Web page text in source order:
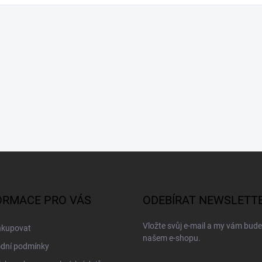
PRO VÁS
podmínky
ODEBÍRAT
Vložte svůj e-mail a my vám
našem e-shopu.